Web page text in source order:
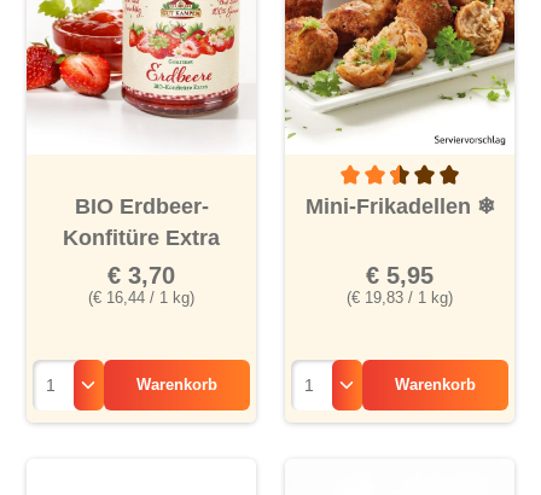
BIO Erdbeer-
Konfitüre Extra
(€ 16,44 / 1 kg)
€ 3,70
Warenkorb
Durchschnittliche
Mini-Frikadellen ❄
(€ 19,83 / 1 kg)
€ 5,95
Warenkorb